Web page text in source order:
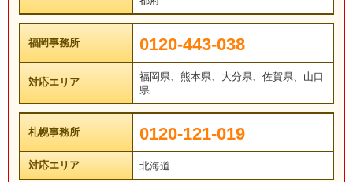
福岡事務所 0120-443-038
対応エリア
福岡県、熊本県、大分県、佐賀県、山口
県
札幌事務所 0120-121-019
対応エリア 北海道